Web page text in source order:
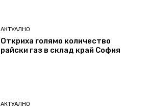
АКТУАЛНО
Откриха голямо количество
райски газ в склад край София
АКТУАЛНО